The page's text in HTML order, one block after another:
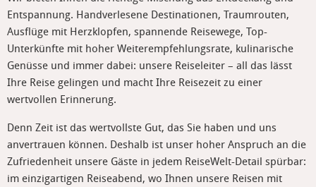
Entspannung. Handverlesene Destinationen, Traumrouten,
Ausflüge mit Herzklopfen, spannende Reisewege, Top-
Unterkünfte mit hoher Weiterempfehlungsrate, kulinarische
Genüsse und immer dabei: unsere Reiseleiter – all das lässt
Ihre Reise gelingen und macht Ihre Reisezeit zu einer
wertvollen Erinnerung.
Denn Zeit ist das wertvollste Gut, das Sie haben und uns
anvertrauen können. Deshalb ist unser hoher Anspruch an die
Zufriedenheit unsere Gäste in jedem ReiseWelt-Detail spürbar:
im einzigartigen Reiseabend, wo Ihnen unsere Reisen mit